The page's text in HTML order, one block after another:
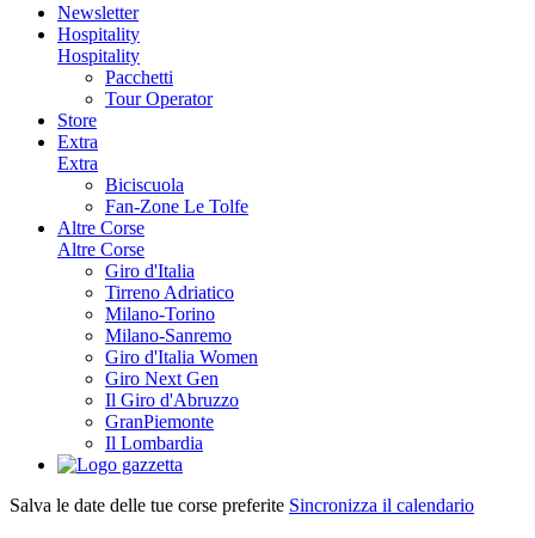
Newsletter
Hospitality
Hospitality
Pacchetti
Tour Operator
Store
Extra
Extra
Biciscuola
Fan-Zone Le Tolfe
Altre Corse
Altre Corse
Giro d'Italia
Tirreno Adriatico
Milano-Torino
Milano-Sanremo
Giro d'Italia Women
Giro Next Gen
Il Giro d'Abruzzo
GranPiemonte
Il Lombardia
Salva le date delle tue corse preferite Sincronizza il calendario